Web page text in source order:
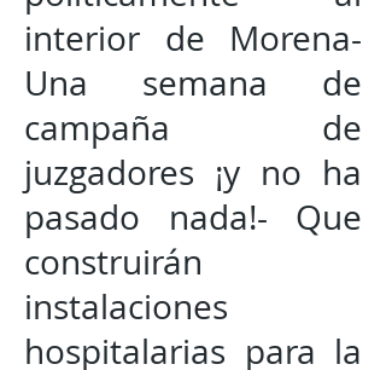
interior de Morena-
Una semana de
campaña de
juzgadores ¡y no ha
pasado nada!- Que
construirán
instalaciones
hospitalarias para la